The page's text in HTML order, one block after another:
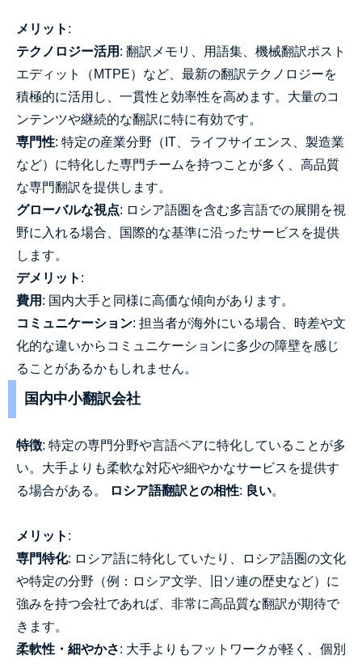
メリット :
テクノロジー活用 : 翻訳メモリ、用語集、機械翻訳ポスト
エディット（MTPE）など、最新の翻訳テクノロジーを
積極的に活用し、一貫性と効率性を高めます。大量のコ
ンテンツや継続的な翻訳に特に有効です。
専門性: 特定の産業分野（IT、ライフサイエンス、製造業
など）に特化した専門チームを持つことが多く、高品質
な専門翻訳を提供します。
グローバルな視点: ロシア語圏を含む多言語での展開を視
野に入れる場合、国際的な基準に沿ったサービスを提供
します。
デメリット :
費用 : 国内大手と同様に高価な傾向があります。
コミュニケーション: 担当者が海外にいる場合、時差や文
化的な違いからコミュニケーションに多少の障壁を感じ
ることがあるかもしれません。
国内中小翻訳会社
特徴: 特定の専門分野や言語ペアに特化していることが多
い。大手よりも柔軟な対応や細やかなサービスを提供す
る場合がある。
ロシア語翻訳との相性: 良い。
メリット :
専門特化: ロシア語に特化していたり、ロシア語圏の文化
や特定の分野（例：ロシア文学、旧ソ連の歴史など）に
強みを持つ会社であれば、非常に高品質な翻訳が期待で
きます。
柔軟性・細やかさ: 大手よりもフットワークが軽く、個別